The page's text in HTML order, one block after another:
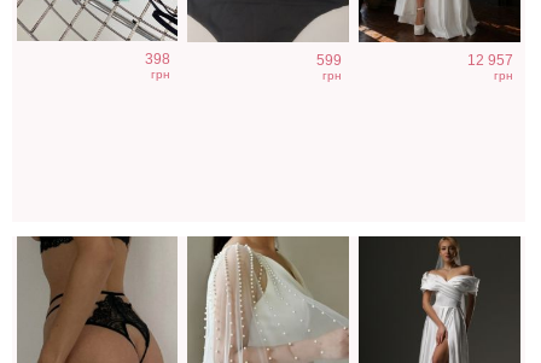
398
грн
599
грн
12 957
грн
Кружевные
Нарядная
накидка на руки к
Длинное
свадебное белое